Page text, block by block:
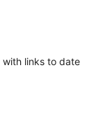
links to date